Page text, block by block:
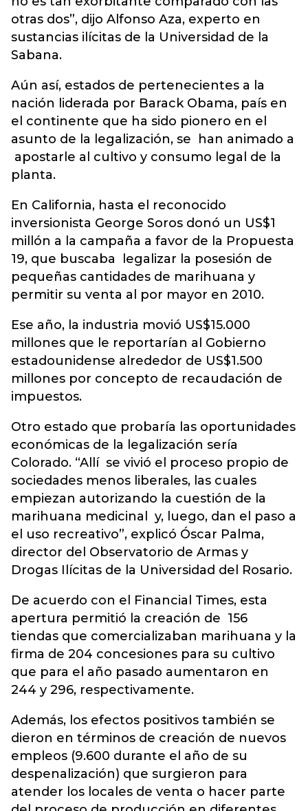
otras dos”, dijo Alfonso Aza, experto en
sustancias ilícitas de la Universidad de la
Sabana.
Aún así, estados de pertenecientes a la
nación liderada por Barack Obama, país en
el continente que ha sido pionero en el
asunto de la legalización, se han animado a
apostarle al cultivo y consumo legal de la
planta.
En California, hasta el reconocido
inversionista George Soros donó un US$1
millón a la campaña a favor de la Propuesta
19, que buscaba legalizar la posesión de
pequeñas cantidades de marihuana y
permitir su venta al por mayor en 2010.
Ese año, la industria movió US$15.000
millones que le reportarían al Gobierno
estadounidense alrededor de US$1.500
millones por concepto de recaudación de
impuestos.
Otro estado que probaría las oportunidades
económicas de la legalización sería
Colorado. “Allí se vivió el proceso propio de
sociedades menos liberales, las cuales
empiezan autorizando la cuestión de la
marihuana medicinal y, luego, dan el paso a
el uso recreativo”, explicó Óscar Palma,
director del Observatorio de Armas y
Drogas Ilícitas de la Universidad del Rosario.
De acuerdo con el Financial Times, esta
apertura permitió la creación de 156
tiendas que comercializaban marihuana y la
firma de 204 concesiones para su cultivo
que para el año pasado aumentaron en
244 y 296, respectivamente.
Además, los efectos positivos también se
dieron en términos de creación de nuevos
empleos (9.600 durante el año de su
despenalización) que surgieron para
atender los locales de venta o hacer parte